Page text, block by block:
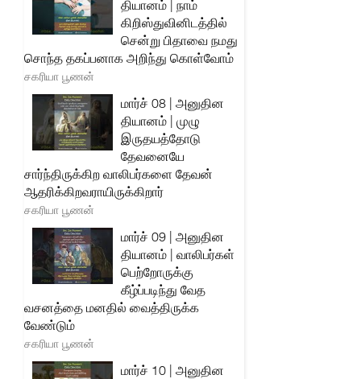
தியானம் | நாம்
கிறிஸ்துவினிடத்தில்
சென்று பிதாவை நமது
சொந்த தகப்பனாக அறிந்து கொள்வோம்
சகரியா பூணன்
மார்ச் 08 | அனுதின
தியானம் | முழு
இருதயத்தோடு
தேவனையே
சார்ந்திருக்கிற வாலிபர்களை தேவன்
ஆதரிக்கிறவராயிருக்கிறார்
சகரியா பூணன்
மார்ச் 09 | அனுதின
தியானம் | வாலிபர்கள்
பெற்றோருக்கு
கீழ்ப்படிந்து வேத
வசனத்தை மனதில் வைத்திருக்க
வேண்டும்
சகரியா பூணன்
மார்ச் 10 | அனுதின